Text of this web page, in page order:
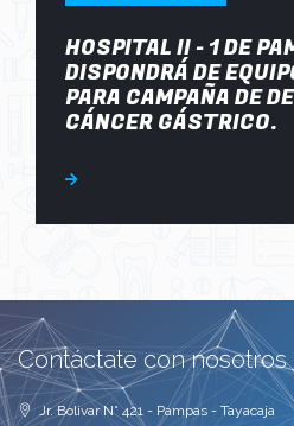
HOSPITAL II - 1 DE
DISPONDRÁ DE
PARA CAMPAÑA DE
CÁNCER GÁSTRICO.
Contáctate con nosotros
Jr. Bolivar N° 421 - Pampas - Tayacaja